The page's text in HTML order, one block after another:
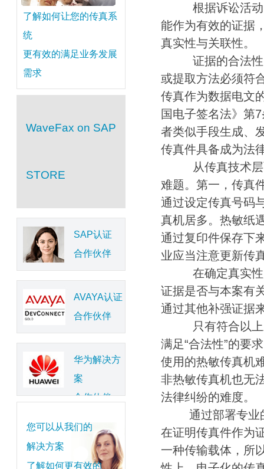
了解如何让您的传真系
统
更有效的满足业务发展
需求
WaveFax on SAP
STORE
SAP认证
合作伙伴
AVAYA认证
合作伙伴
华为解决方
案
合作伙伴
您可以从我们的
解决方案
了解如何更有效的
根据诉讼活动中
能作为有效的证据
真实性与关联性。
证据的合法性，
或提取方法必须符
传真作为数据电文
国电子签名法》第
者类似手段生成、
传真件具备成为法
从传真技术层面
难题。第一，传真
通过设定传真号码
真机居多。热敏纸
通过复印件保存下
业应当注意更新传
在确定真实性后
证据是否与本案有
通过其他补强证据
只有符合以上三
满足“合法性”的要
使用的热敏传真机
非热敏传真机也无
法律纠纷的难度。
通过部署专业
在证明传真件作为
一种传输载体，所